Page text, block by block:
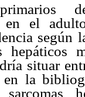
en el
según
hepáticos
situar
en la